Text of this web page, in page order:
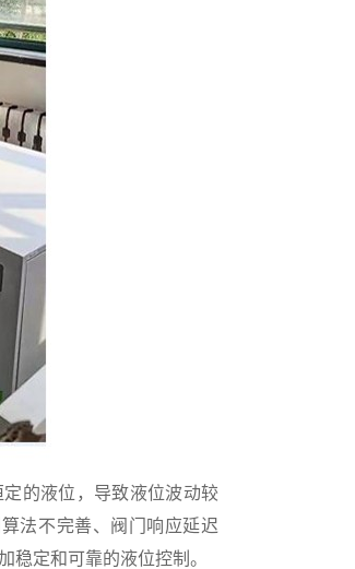
的液位，导致液位波动较
法不完善、阀门响应延迟
稳定和可靠的液位控制。